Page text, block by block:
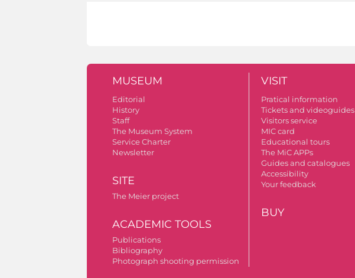
MUSEUM
Editorial
History
Staff
The Museum System
Service Charter
Newsletter
SITE
The Meier project
ACADEMIC TOOLS
Publications
Bibliography
Photograph shooting permission
VISIT
Pratical information
Tickets and videoguides
Visitors service
MIC card
Educational tours
The MiC APPs
Guides and catalogues
Accessibility
Your feedback
BUY